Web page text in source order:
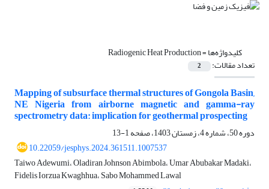
کلیدواژه‌ها =Radiogenic Heat Production
تعداد مقالات: 2
Mapping of subsurface thermal structures of Gongola Basin,
NE Nigeria from airborne magnetic and gamma-ray
spectrometry data: implication for geothermal prospecting
دوره 50، شماره 4، زمستان 1403، صفحه
1-13
10.22059/jesphys.2024.361511.1007537
Taiwo Adewumi، Oladiran Johnson Abimbola، Umar Abubakar Madaki،
Fidelis Iorzua Kwaghhua، Sabo Mohammed Lawal